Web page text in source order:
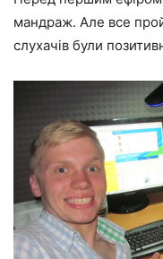
мандраж. Але все
слухачів були